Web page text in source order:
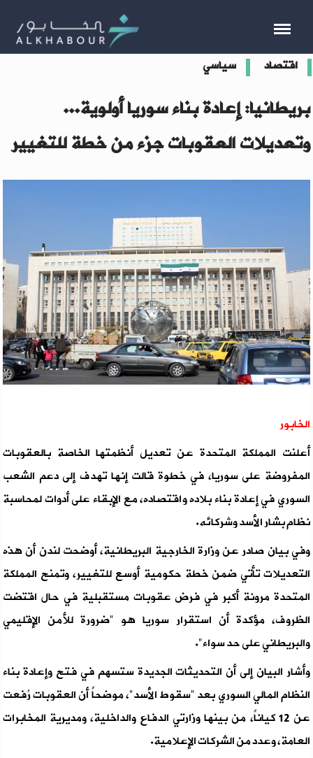
اقتصاد سياسي
بريطانيا: إعادة بناء سوريا أولوية...
وتعديلات العقوبات جزء من خطة للتغيير
الخابور
أعلنت المملكة المتحدة عن تعديل أنظمتها الخاصة بالعقوبات
المفروضة على سوريا، في خطوة قالت إنها تهدف إلى دعم الشعب
السوري في إعادة بناء بلاده واقتصاده، مع الإبقاء على أدوات لمحاسبة
نظام بشار الأسد وشركائه.
وفي بيان صادر عن وزارة الخارجية البريطانية، أوضحت لندن أن هذه
التعديلات تأتي ضمن خطة حكومية أوسع للتغيير، وتمنح المملكة
المتحدة مرونة أكبر في فرض عقوبات مستقبلية في حال اقتضت
الظروف، مؤكدة أن استقرار سوريا هو "ضرورة للأمن الإقليمي
والبريطاني على حد سواء".
وأشار البيان إلى أن التحديثات الجديدة ستسهم في فتح وإعادة بناء
النظام المالي السوري بعد "سقوط الأسد"، موضحاً أن العقوبات رُفعت
عن 12 كياناً، من بينها وزارتي الدفاع والداخلية، ومديرية المخابرات
العامة، وعدد من الشركات الإعلامية.